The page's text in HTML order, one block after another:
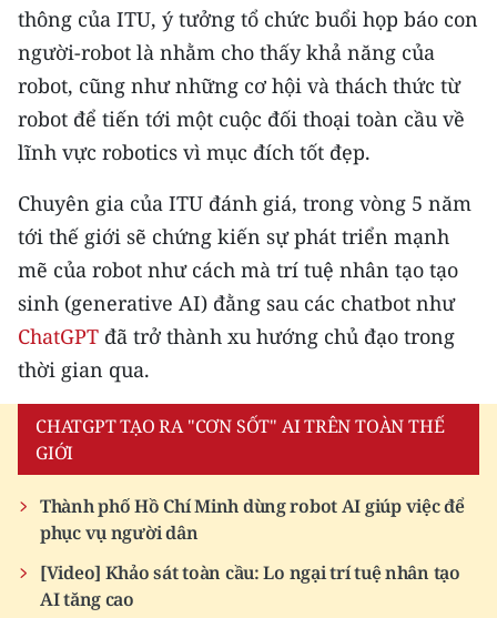
Ảnh
Infographic
TIN MỚI
TIN ĐỊA PHƯƠNG
Trung du và miền núi phía Bắc
Đồng bằng sông Hồng
Bắc Trung Bộ
Nguyên
Đông Nam Bộ
Đồng bằng sông Cửu Long
Chuyên trang Hà Nội
thông của ITU, ý tưởng tổ chức buổi họp báo con
người-robot là nhằm cho thấy khả năng của
robot, cũng như những cơ hội và thách thức từ
robot để tiến tới một cuộc đối thoại toàn cầu về
lĩnh vực robotics vì mục đích tốt đẹp.
Chuyên gia của ITU đánh giá, trong vòng 5 năm
tới thế giới sẽ chứng kiến sự phát triển mạnh
mẽ của robot như cách mà trí tuệ nhân tạo tạo
sinh (generative AI) đằng sau các chatbot như
ChatGPT đã trở thành xu hướng chủ đạo trong
thời gian qua.
CHATGPT TẠO RA "CƠN SỐT" AI TRÊN TOÀN THẾ
GIỚI
Thành phố Hồ Chí Minh dùng robot AI giúp việc để
phục vụ người dân
[Video] Khảo sát toàn cầu: Lo ngại trí tuệ nhân tạo
AI tăng cao